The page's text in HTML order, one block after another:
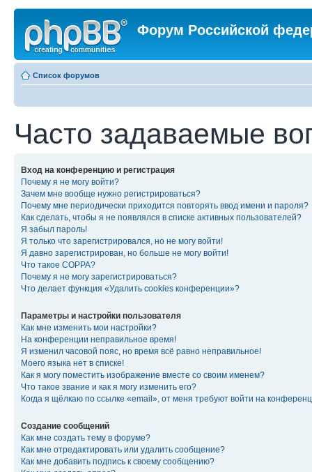
Форум Российской
Список форумов
Часто задаваемые
Вход на конференцию и регистрация
Почему я не могу войти?
Зачем мне вообще нужно регистрироваться?
Почему мне периодически приходится повторять ввод имени и пароля?
Как сделать, чтобы я не появлялся в списке активных пользователей?
Я забыл пароль!
Я только что зарегистрировался, но не могу войти!
Я давно зарегистрирован, но больше не могу войти!
Что такое COPPA?
Почему я не могу зарегистрироваться?
Что делает функция «Удалить cookies конференции»?
Параметры и настройки пользователя
Как мне изменить мои настройки?
На конференции неправильное время!
Я изменил часовой пояс, но время всё равно неправильное!
Моего языка нет в списке!
Как я могу поместить изображение вместе со своим именем?
Что такое звание и как я могу изменить его?
Когда я щёлкаю по ссылке «email», от меня требуют войти на
Создание сообщений
Как мне создать тему в форуме?
Как мне отредактировать или удалить сообщение?
Как мне добавить подпись к своему сообщению?